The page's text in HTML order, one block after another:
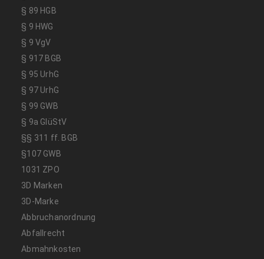
§ 89 HGB
§ 9 HWG
§ 9 VgV
§ 917 BGB
§ 95 UrhG
§ 97 UrhG
§ 99 GWB
§ 9a GlüStV
§§ 311 ff. BGB
§107 GWB
1031 ZPO
3D Marken
3D-Marke
Abbruchanordnung
Abfallrecht
Abmahnkosten